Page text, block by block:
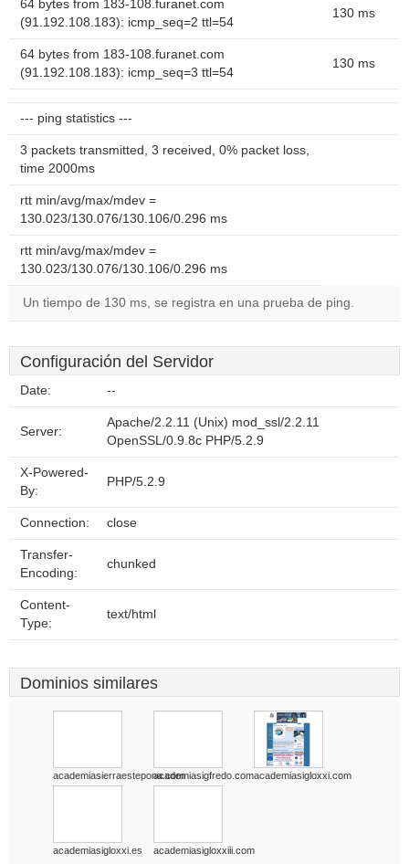
64 bytes from 183-108.furanet.com
(91.192.108.183): icmp_seq=2 ttl=54
130 ms
64 bytes from 183-108.furanet.com
(91.192.108.183): icmp_seq=3 ttl=54
130 ms
--- ping statistics ---
3 packets transmitted, 3 received, 0% packet loss,
time 2000ms
rtt min/avg/max/mdev =
130.023/130.076/130.106/0.296 ms
rtt min/avg/max/mdev =
130.023/130.076/130.106/0.296 ms
Un tiempo de 130 ms, se registra en una prueba de ping.
Configuración del Servidor
Date: --
Server:
Apache/2.2.11 (Unix) mod_ssl/2.2.11
OpenSSL/0.9.8c PHP/5.2.9
X-Powered-
By:
PHP/5.2.9
Connection: close
Transfer-
Encoding:
chunked
Content-
Type:
text/html
Dominios similares
academiasierraestepona.comacademiasigfredo.comacademiasigloxxi.com
academiasigloxxi.es academiasigloxxiii.com